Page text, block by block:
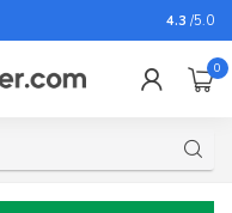
Voor
4.3 /5.0
0